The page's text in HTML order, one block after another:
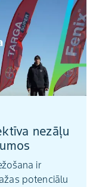
nezāļu
ir
potenciālu